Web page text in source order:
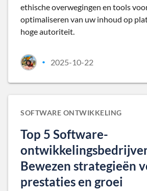
ethische overwegingen en tools
optimaliseren van uw inhoud op
hoge autoriteit.
• 2025-10-22
SOFTWARE ONTWIKKELING
Top 5 Software-
Bewezen strategieën
prestaties en groei